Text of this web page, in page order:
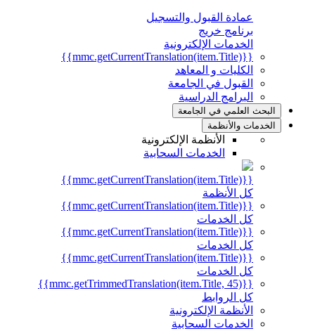
عمادة القبول والتسجيل
برنامج خريج
الخدمات الإلكترونية
{{mmc.getCurrentTranslation(item.Title)}}
الكليات و المعاهد
القبول في الجامعة
البرامج الدراسية
البحث العلمي في الجامعة
الخدمات والأنظمة
الأنظمة الإلكترونية
الخدمات السحابية
{{mmc.getCurrentTranslation(item.Title)}}
كل الأنظمة
{{mmc.getCurrentTranslation(item.Title)}}
كل الخدمات
{{mmc.getCurrentTranslation(item.Title)}}
كل الخدمات
{{mmc.getCurrentTranslation(item.Title)}}
كل الخدمات
{{mmc.getTrimmedTranslation(item.Title, 45)}}
كل الروابط
الأنظمة الإلكترونية
الخدمات السحابية